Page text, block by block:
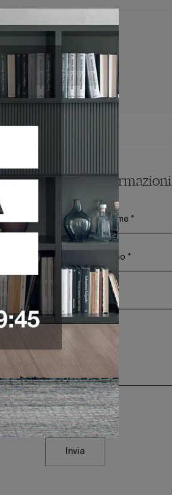
Pontinia
Maggiori Informazioni
dellaPrivacy Policy
Invia